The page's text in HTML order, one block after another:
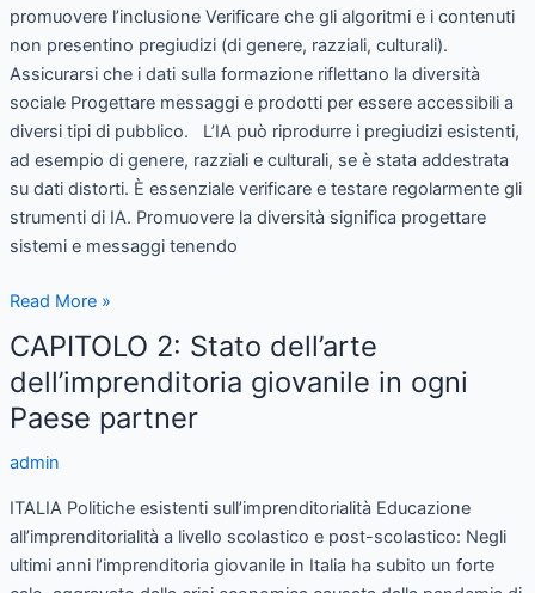
promuovere l’inclusione Verificare che gli algoritmi e i contenuti
non presentino pregiudizi (di genere, razziali, culturali).
Assicurarsi che i dati sulla formazione riflettano la diversità
sociale Progettare messaggi e prodotti per essere accessibili a
diversi tipi di pubblico. L’IA può riprodurre i pregiudizi esistenti,
ad esempio di genere, razziali e culturali, se è stata addestrata
su dati distorti. È essenziale verificare e testare regolarmente gli
strumenti di IA. Promuovere la diversità significa progettare
sistemi e messaggi tenendo
Read More »
CAPITOLO 2: Stato dell’arte
dell’imprenditoria giovanile in ogni
Paese partner
admin
ITALIA Politiche esistenti sull’imprenditorialità Educazione
all’imprenditorialità a livello scolastico e post-scolastico: Negli
ultimi anni l’imprenditoria giovanile in Italia ha subito un forte
CAPITOLO
2:
Stato
dell’arte
dell’imprenditoria
in
ogni
Paese